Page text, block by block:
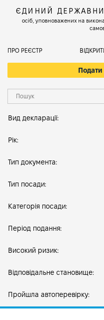
ЄДИНИЙ
осіб, уповноважених на
ПРО РЕЄСТР
Вид декларації:
Рік:
Тип документа:
Тип посади:
Категорія посади:
Період подання:
Високий ризик:
Відповідальне становище:
Пройшла автоперевірку: